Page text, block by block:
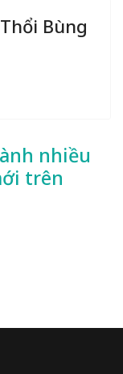
Bùng
nhiều
trên